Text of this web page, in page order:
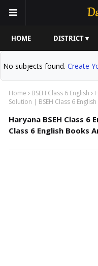
HOME DISTRICT ▾
No subjects found. Create
Home BSEH Class 6 English
Solution | BSEH Class 6
Haryana BSEH Class 6
Class 6 English Books